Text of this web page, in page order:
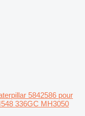
5842586 pour
336GC MH3050